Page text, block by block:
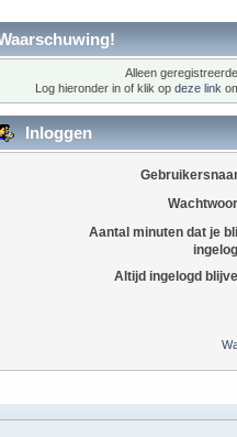
Alleen
Log hieronder in of klik op deze link
Inloggen
Aantal minuten dat je
Altijd ingelogd